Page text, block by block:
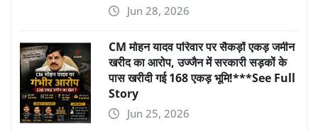
Jun 28, 2026
CM मोहन यादव परिवार पर सैकड़ों एकड़ जमीन
खरीद का आरोप, उज्जैन में सरकारी सड़कों के
पास खरीदी गई 168 एकड़ भूमि!***See Full
Story
Jun 25, 2026